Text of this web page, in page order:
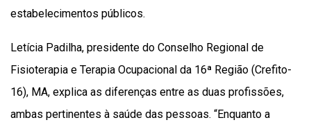
estabelecimentos públicos.
Letícia Padilha, presidente do Conselho Regional de
Fisioterapia e Terapia Ocupacional da 16ª Região (Crefito-
16), MA, explica as diferenças entre as duas profissões,
ambas pertinentes à saúde das pessoas. “Enquanto a